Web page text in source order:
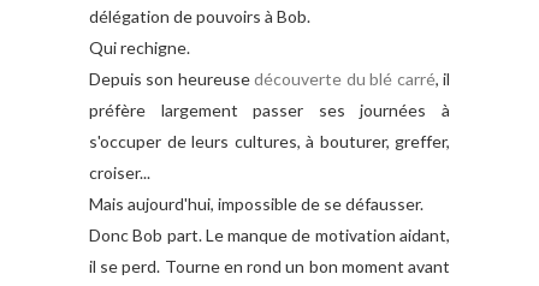
délégation de pouvoirs à Bob.
Qui rechigne.
Depuis son heureusedécouverte du blé carré, il
préfère largement passer ses journées à
s'occuper de leurs cultures, à bouturer, greffer,
croiser...
Mais aujourd'hui, impossible de se défausser.
Donc Bob part. Le manque de motivation aidant,
il se perd. Tourne en rond un bon moment avant